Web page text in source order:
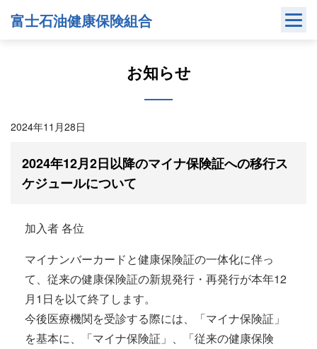
富士石油健康保険組合
お知らせ
2024年11月28日
2024年12月2日以降のマイナ保険証への移行ス
ケジュールについて
加入者 各位
マイナンバーカードと健康保険証の一体化に伴っ
て、従来の健康保険証の新規発行・再発行が本年12
月1日を以て終了します。
今後医療機関を受診する際には、「マイナ保険証」
を基本に、「マイナ保険証」、「従来の健康保険